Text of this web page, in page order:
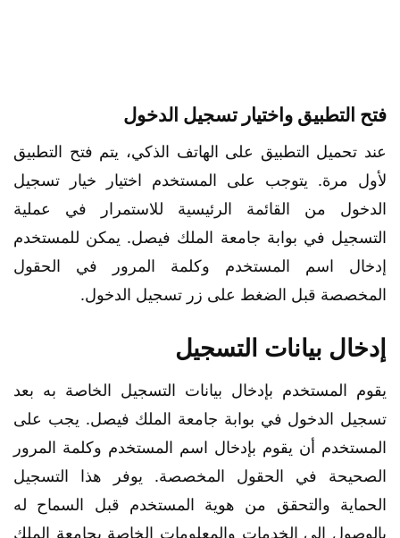
فتح التطبيق واختيار تسجيل الدخول
عند تحميل التطبيق على الهاتف الذكي، يتم فتح التطبيق
لأول مرة. يتوجب على المستخدم اختيار خيار تسجيل
الدخول من القائمة الرئيسية للاستمرار في عملية
التسجيل في بوابة جامعة الملك فيصل. يمكن للمستخدم
إدخال اسم المستخدم وكلمة المرور في الحقول
المخصصة قبل الضغط على زر تسجيل الدخول.
إدخال بيانات التسجيل
يقوم المستخدم بإدخال بيانات التسجيل الخاصة به بعد
تسجيل الدخول في بوابة جامعة الملك فيصل. يجب على
المستخدم أن يقوم بإدخال اسم المستخدم وكلمة المرور
الصحيحة في الحقول المخصصة. يوفر هذا التسجيل
الحماية والتحقق من هوية المستخدم قبل السماح له
بالوصول إلى الخدمات والمعلومات الخاصة بجامعة الملك